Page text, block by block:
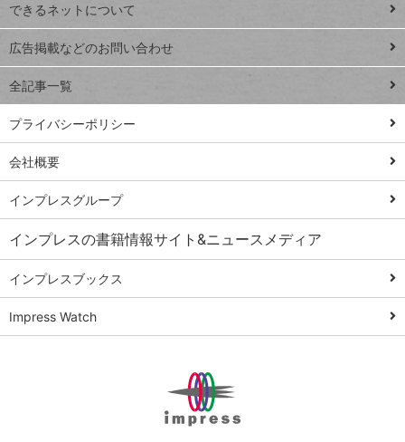
close
閉じ
る
Excel Q&A
トイアンナ流仕
事術
PowerAutomate
ではじめる業務
の完全自動化
AI議事録作成術
Windows 11
Q&A
Teams踏み込み
活用術
Excel講師の仕事
術
できるネットについて
広告掲載などのお問い合わせ
全記事一覧
プライバシーポリシー
会社概要
インプレスグループ
インプレスの書籍情報サイト&ニュースメディア
インプレスブックス
Impress Watch